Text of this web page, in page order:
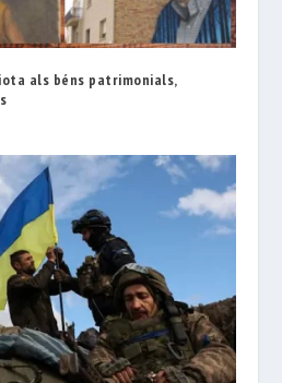
als béns patrimonials,